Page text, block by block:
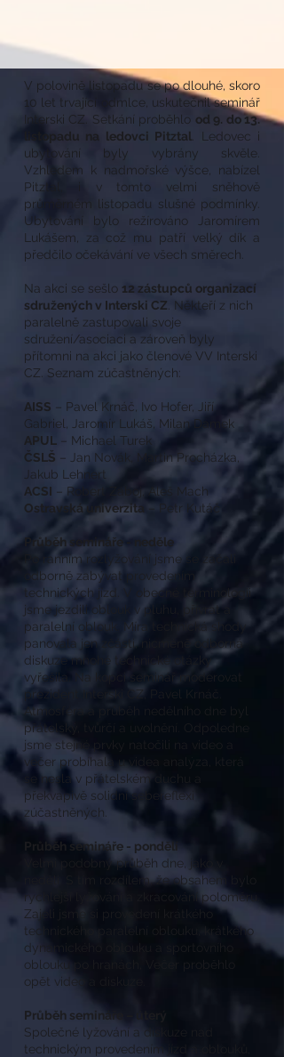
V polovině listopadu se po dlouhé, skoro
10 let trvající odmlce, uskutečnil seminář
Interski CZ. Setkání proběhlo od 9. do 13.
listopadu na ledovci Pitztal . Ledovec i
ubytování byly vybrány skvěle.
Vzhledem k nadmořské výšce, nabízel
Pitztal, i v tomto velmi sněhově
průměrném listopadu slušné podmínky.
Ubytování bylo režírováno Jaromírem
Lukášem, za což mu patří velký dík a
předčilo očekávání ve všech směrech.
Na akci se sešlo 12 zástupců organizací
sdružených v Interski CZ . Někteří z nich
paralelně zastupovali svoje
sdružení/asociaci a zároveň byly
přítomni na akci jako členové VV Interski
CZ. Seznam zúčastněných:
AISS – Pavel Krnáč, Ivo Hofer, Jiří
Gabriel, Jaromír Lukáš, Milan Damek
APUL – Michael Turek
ČSLŠ – Jan Novák, Martin Procházka,
Jakub Lehnert
ACSI – Robert Záboj, Aleš Mach
Ostravská univerzita
– Petr Kutáč
Průběh semináře - neděle
Po ranním rozlyžování jsme se začali
odborně zabývat provedením
technických jízd. V obecné terminologii
jsme jezdili oblouk v pluhu, přívrat a
paralelní oblouk. Míra technická shody
panovala jen zčásti, nicméně odborná
diskuze mnohé technické otázky
vyřešila. Na kopci seminář moderovat
prezident Interski CZ, Pavel Krnáč.
Atmosféra a průběh nedělního dne byl
přátelský, tvůrčí a uvolnění. Odpoledne
jsme stejné prvky natočili na video a
večer probíhala u videa analýza, která
se nesla v přátelském duchu a
překvapivě solidní sebereflexi
zúčastněných.
Průběh semináře - pondělí
Velmi podobný průběh dne, jako v
neděli. S tím rozdílem, že obsahem bylo
rychlejší lyžování a zkracování poloměru.
Zajeli jsme si provedení krátkého
technického paralelní oblouku, krátkého
dynamického oblouku a sportovního
oblouku po hranách, Večer proběhlo
opět video a diskuze.
Průběh semináře – úterý
Společné lyžování a diskuze nad
technickým provedením jízd a oblouků,